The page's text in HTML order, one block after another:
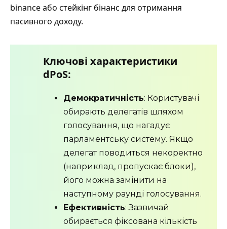
binance або стейкінг бінанс для отримання
пасивного доходу.
Ключові характеристики
dPoS:
Демократичність: Користувачі
обирають делегатів шляхом
голосування, що нагадує
парламентську систему. Якщо
делегат поводиться некоректно
(наприклад, пропускає блоки),
його можна замінити на
наступному раунді голосування.
Ефективність: Зазвичай
обирається фіксована кількість